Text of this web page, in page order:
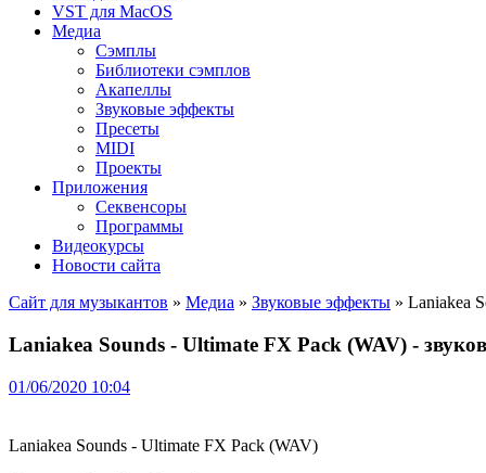
VST для MacOS
Медиа
Сэмплы
Библиотеки сэмплов
Акапеллы
Звуковые эффекты
Пресеты
MIDI
Проекты
Приложения
Секвенсоры
Программы
Видеокурсы
Новости сайта
Сайт для музыкантов » Медиа » Звуковые эффекты » Laniakea
Laniakea Sounds - Ultimate FX Pack (WAV) -
01/06/2020 10:04
Laniakea Sounds - Ultimate FX Pack (WAV)